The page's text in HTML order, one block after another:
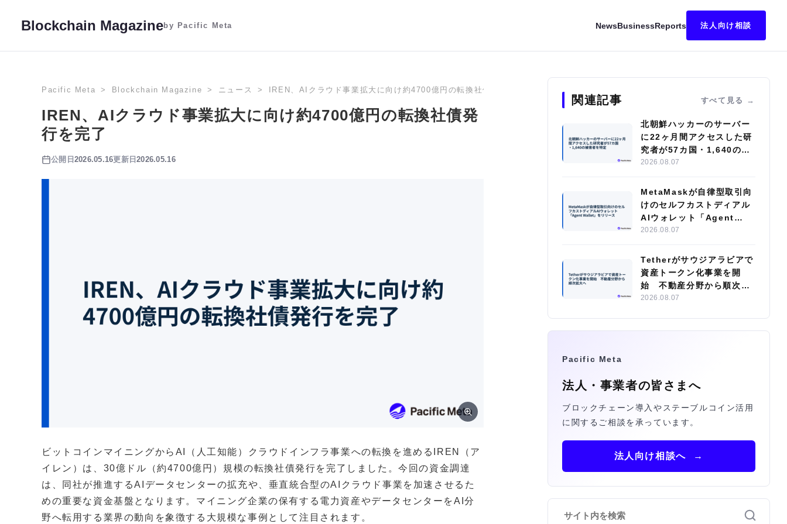
Blockchain Magazineby Pacific Meta NewsBusinessReports 法人向け相談
Pacific Meta Blockchain Magazine ニュース IREN、AIクラウド事業拡大に向け約4700億円の転換社債発行を完了
IREN、AIクラウド事業拡大に向け約4700億円の転換社債発
行を完了
公開日 2026.05.16更新日2026.05.16
ビットコインマイニングからAI（人工知能）クラウドインフラ事業への転換を進めるIREN（ア
イレン）は、30億ドル（約4700億円）規模の転換社債発行を完了しました。今回の資金調達
は、同社が推進するAIデータセンターの拡充や、垂直統合型のAIクラウド事業を加速させるた
めの重要な資金基盤となります。マイニング企業の保有する電力資産やデータセンターをAI分
野へ転用する業界の動向を象徴する大規模な事例として注目されます。
関連記事 すべて見る
北朝鮮ハッカーのサーバー
に22ヶ月間アクセスした研
究者が57カ国・1,640の被
害者を特定
2026.08.07
MetaMaskが自律型取引向
けのセルフカストディアル
AIウォレット「Agent
Wallet」をリリース
2026.08.07
Tetherがサウジアラビアで
資産トークン化事業を開
始 不動産分野から順次拡
大へ
2026.08.07
Pacific Meta
法人・事業者の皆さまへ
ブロックチェーン導入やステーブルコイン活用
に関するご相談を承っています。
法人向け相談へ